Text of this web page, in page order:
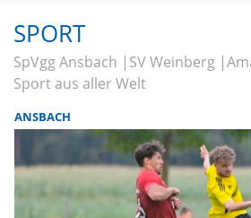
SPORT
SpVgg Ansbach SV Weinberg
Sport aus aller Welt
ANSBACH